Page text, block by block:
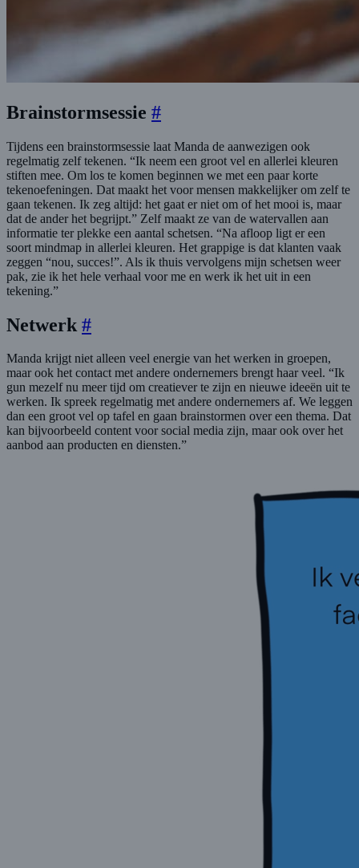
Brainstormsessie #
Tijdens een brainstormsessie laat Manda de aanwezigen ook
regelmatig zelf tekenen. “Ik neem een groot vel en allerlei kleuren
stiften mee. Om los te komen beginnen we met een paar korte
tekenoefeningen. Dat maakt het voor mensen makkelijker om zelf te
gaan tekenen. Ik zeg altijd: het gaat er niet om of het mooi is, maar
dat de ander het begrijpt.” Zelf maakt ze van de watervallen aan
informatie ter plekke een aantal schetsen. “Na afloop ligt er een
soort mindmap in allerlei kleuren. Het grappige is dat klanten vaak
zeggen “nou, succes!”. Als ik thuis vervolgens mijn schetsen weer
pak, zie ik het hele verhaal voor me en werk ik het uit in een
tekening.”
Netwerk #
Manda krijgt niet alleen veel energie van het werken in groepen,
maar ook het contact met andere ondernemers brengt haar veel. “Ik
gun mezelf nu meer tijd om creatiever te zijn en nieuwe ideeën uit te
werken. Ik spreek regelmatig met andere ondernemers af. We leggen
dan een groot vel op tafel en gaan brainstormen over een thema. Dat
kan bijvoorbeeld content voor social media zijn, maar ook over het
aanbod aan producten en diensten.”